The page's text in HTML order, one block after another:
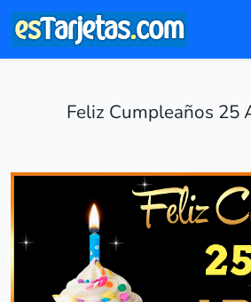
Feliz Cumpleaños 25